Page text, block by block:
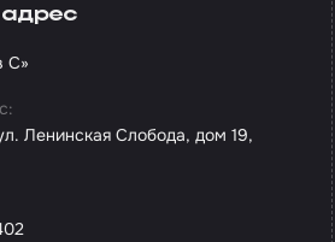
С»
Ленинская Слобода, дом 19,